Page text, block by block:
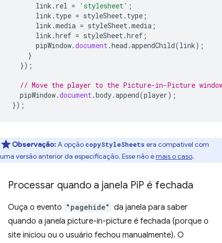
link . rel = 'stylesheet' ;
link . type = styleSheet . type ;
link .media = styleSheet .media ;
link .href = styleSheet .href ;
pipWindow.document .head .appendChild(link);
}
});
// Move the player to the Picture-in-Picture
pipWindow.document .body.append(player);
});
Observação: A opção copyStyleSheets era compatível com
uma versão anterior da especificação. Esse não émais o caso.
Processar quando a janela PiP é fechada
Ouça o evento "pagehide" da janela para saber
quando a janela picture-in-picture é fechada (porque o
site iniciou ou o usuário fechou manualmente). O